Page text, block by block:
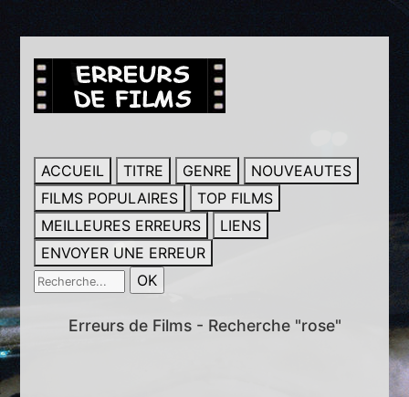
ACCUEIL TITRE GENRE
NOUVEAUTES
FILMS POPULAIRES
TOP FILMS
MEILLEURES ERREURS
LIENS
ENVOYER UNE ERREUR
Erreurs de Films - Recherche "rose"